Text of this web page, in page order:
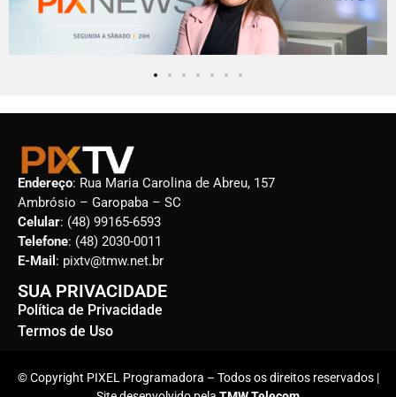
Endereço: Rua Maria Carolina de Abreu, 157
Ambrósio – Garopaba – SC
Celular: (48) 99165-6593
Telefone: (48) 2030-0011
E-Mail : pixtv@tmw.net.br
SUA PRIVACIDADE
Política de Privacidade
Termos de Uso
© Copyright PIXEL Programadora – Todos os direitos reservados |